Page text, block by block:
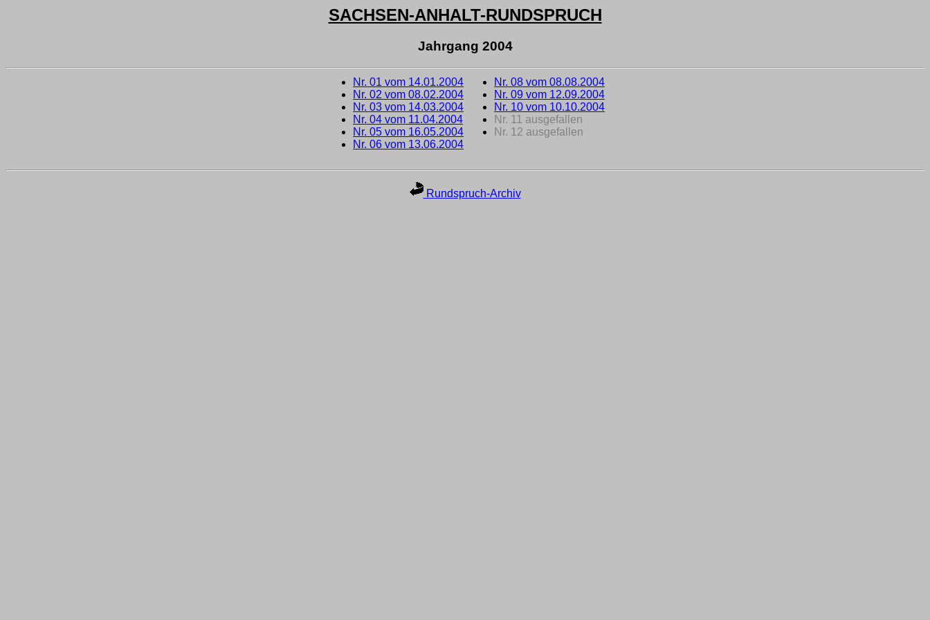
SACHSEN-ANHALT-RUNDSPRUCH
Jahrgang 2004
Nr. 01 vom 14.01.2004
Nr. 02 vom 08.02.2004
Nr. 03 vom 14.03.2004
Nr. 04 vom 11.04.2004
Nr. 05 vom 16.05.2004
Nr. 06 vom 13.06.2004
Nr. 08 vom 08.08.2004
Nr. 09 vom 12.09.2004
Nr. 10 vom 10.10.2004
Nr. 11 ausgefallen
Nr. 12 ausgefallen
Rundspruch-Archiv